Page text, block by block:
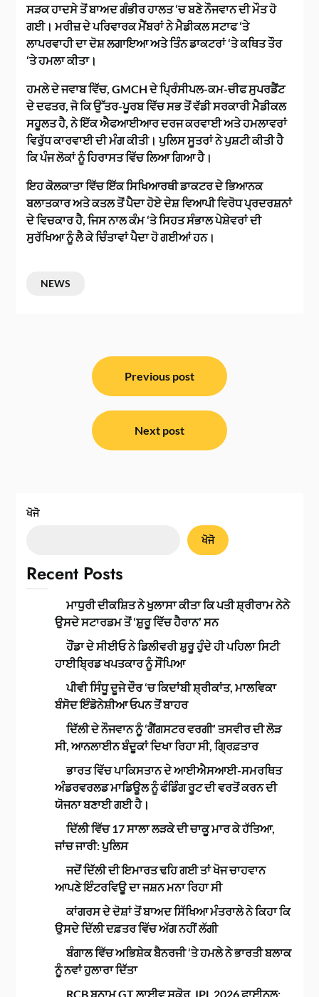
ਸੜਕ ਹਾਦਸੇ ਤੋਂ ਬਾਅਦ ਗੰਭੀਰ ਹਾਲਤ ‘ਚ ਬਣੇ ਨੌਜਵਾਨ ਦੀ ਮੌਤ ਹੋ
ਗਈ। ਮਰੀਜ਼ ਦੇ ਪਰਿਵਾਰਕ ਮੈਂਬਰਾਂ ਨੇ ਮੈਡੀਕਲ ਸਟਾਫ ‘ਤੇ
ਲਾਪਰਵਾਹੀ ਦਾ ਦੋਸ਼ ਲਗਾਇਆ ਅਤੇ ਤਿੰਨ ਡਾਕਟਰਾਂ ‘ਤੇ ਕਥਿਤ ਤੌਰ
‘ਤੇ ਹਮਲਾ ਕੀਤਾ।
ਹਮਲੇ ਦੇ ਜਵਾਬ ਵਿੱਚ, GMCH ਦੇ ਪ੍ਰਿੰਸੀਪਲ-ਕਮ-ਚੀਫ ਸੁਪਰਡੈਂਟ
ਦੇ ਦਫਤਰ, ਜੋ ਕਿ ਉੱਤਰ-ਪੂਰਬ ਵਿੱਚ ਸਭ ਤੋਂ ਵੱਡੀ ਸਰਕਾਰੀ ਮੈਡੀਕਲ
ਸਹੂਲਤ ਹੈ, ਨੇ ਇੱਕ ਐਫਆਈਆਰ ਦਰਜ ਕਰਵਾਈ ਅਤੇ ਹਮਲਾਵਰਾਂ
ਵਿਰੁੱਧ ਕਾਰਵਾਈ ਦੀ ਮੰਗ ਕੀਤੀ। ਪੁਲਿਸ ਸੂਤਰਾਂ ਨੇ ਪੁਸ਼ਟੀ ਕੀਤੀ ਹੈ
ਕਿ ਪੰਜ ਲੋਕਾਂ ਨੂੰ ਹਿਰਾਸਤ ਵਿੱਚ ਲਿਆ ਗਿਆ ਹੈ।
ਇਹ ਕੋਲਕਾਤਾ ਵਿੱਚ ਇੱਕ ਸਿਖਿਆਰਥੀ ਡਾਕਟਰ ਦੇ ਭਿਆਨਕ
ਬਲਾਤਕਾਰ ਅਤੇ ਕਤਲ ਤੋਂ ਪੈਦਾ ਹੋਏ ਦੇਸ਼ ਵਿਆਪੀ ਵਿਰੋਧ ਪ੍ਰਦਰਸ਼ਨਾਂ
ਦੇ ਵਿਚਕਾਰ ਹੈ, ਜਿਸ ਨਾਲ ਕੰਮ ‘ਤੇ ਸਿਹਤ ਸੰਭਾਲ ਪੇਸ਼ੇਵਰਾਂ ਦੀ
ਸੁਰੱਖਿਆ ਨੂੰ ਲੈ ਕੇ ਚਿੰਤਾਵਾਂ ਪੈਦਾ ਹੋ ਗਈਆਂ ਹਨ।
NEWS
Previous post
Next post
ਖੋਜੋ
ਖੋਜੋ
Recent Posts
ਮਾਧੁਰੀ ਦੀਕਸ਼ਿਤ ਨੇ ਖੁਲਾਸਾ ਕੀਤਾ ਕਿ ਪਤੀ ਸ਼੍ਰੀਰਾਮ ਨੇਨੇ
ਉਸਦੇ ਸਟਾਰਡਮ ਤੋਂ ‘ਸ਼ੁਰੂ ਵਿੱਚ ਹੈਰਾਨ’ ਸਨ
ਹੌਂਡਾ ਦੇ ਸੀਈਓ ਨੇ ਡਿਲੀਵਰੀ ਸ਼ੁਰੂ ਹੁੰਦੇ ਹੀ ਪਹਿਲਾ ਸਿਟੀ
ਹਾਈਬ੍ਰਿਡ ਖਪਤਕਾਰ ਨੂੰ ਸੌਂਪਿਆ
ਪੀਵੀ ਸਿੰਧੂ ਦੂਜੇ ਦੌਰ ‘ਚ ਕਿਦਾਂਬੀ ਸ਼੍ਰੀਕਾਂਤ, ਮਾਲਵਿਕਾ
ਬੰਸੋਦ ਇੰਡੋਨੇਸ਼ੀਆ ਓਪਨ ਤੋਂ ਬਾਹਰ
ਦਿੱਲੀ ਦੇ ਨੌਜਵਾਨ ਨੂੰ ‘ਗੈਂਗਸਟਰ ਵਰਗੀ’ ਤਸਵੀਰ ਦੀ ਲੋੜ
ਸੀ, ਆਨਲਾਈਨ ਬੰਦੂਕਾਂ ਦਿਖਾ ਰਿਹਾ ਸੀ, ਗ੍ਰਿਫ਼ਤਾਰ
ਭਾਰਤ ਵਿੱਚ ਪਾਕਿਸਤਾਨ ਦੇ ਆਈਐਸਆਈ-ਸਮਰਥਿਤ
ਅੰਡਰਵਰਲਡ ਮਾਡਿਊਲ ਨੂੰ ਫੰਡਿੰਗ ਰੂਟ ਦੀ ਵਰਤੋਂ ਕਰਨ ਦੀ
ਯੋਜਨਾ ਬਣਾਈ ਗਈ ਹੈ।
ਦਿੱਲੀ ਵਿੱਚ 17 ਸਾਲਾ ਲੜਕੇ ਦੀ ਚਾਕੂ ਮਾਰ ਕੇ ਹੱਤਿਆ,
ਜਾਂਚ ਜਾਰੀ: ਪੁਲਿਸ
ਜਦੋਂ ਦਿੱਲੀ ਦੀ ਇਮਾਰਤ ਢਹਿ ਗਈ ਤਾਂ ਖੋਜ ਚਾਹਵਾਨ
ਆਪਣੇ ਇੰਟਰਵਿਊ ਦਾ ਜਸ਼ਨ ਮਨਾ ਰਿਹਾ ਸੀ
ਕਾਂਗਰਸ ਦੇ ਦੋਸ਼ਾਂ ਤੋਂ ਬਾਅਦ ਸਿੱਖਿਆ ਮੰਤਰਾਲੇ ਨੇ ਕਿਹਾ ਕਿ
ਉਸਦੇ ਦਿੱਲੀ ਦਫ਼ਤਰ ਵਿੱਚ ਅੱਗ ਨਹੀਂ ਲੱਗੀ
ਬੰਗਾਲ ਵਿੱਚ ਅਭਿਸ਼ੇਕ ਬੈਨਰਜੀ ‘ਤੇ ਹਮਲੇ ਨੇ ਭਾਰਤੀ ਬਲਾਕ
ਨੂੰ ਨਵਾਂ ਹੁਲਾਰਾ ਦਿੱਤਾ
RCB ਬਨਾਮ GT ਲਾਈਵ ਸਕੋਰ, IPL 2026 ਫਾਈਨਲ: